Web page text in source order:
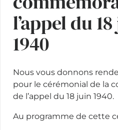
l’appel du
1940
Nous vous donnons
pour le cérémonial de la
de l’appel du 18 juin 1940.
Au programme de cette